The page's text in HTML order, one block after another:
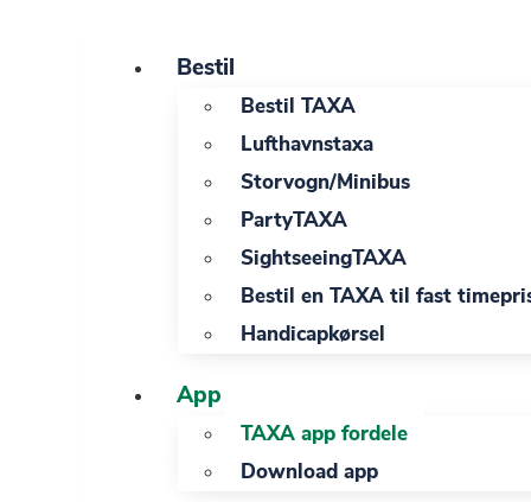
indhold
Bestil
Bestil TAXA
Lufthavnstaxa
Storvogn/Minibus
PartyTAXA
SightseeingTAXA
Bestil en TAXA til fast
Handicapkørsel
App
TAXA app fordele
Download app